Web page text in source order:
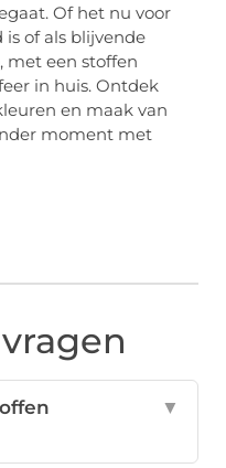
Of het nu voor
of als blijvende
met een stoffen
in huis. Ontdek
en maak van
moment met
▼